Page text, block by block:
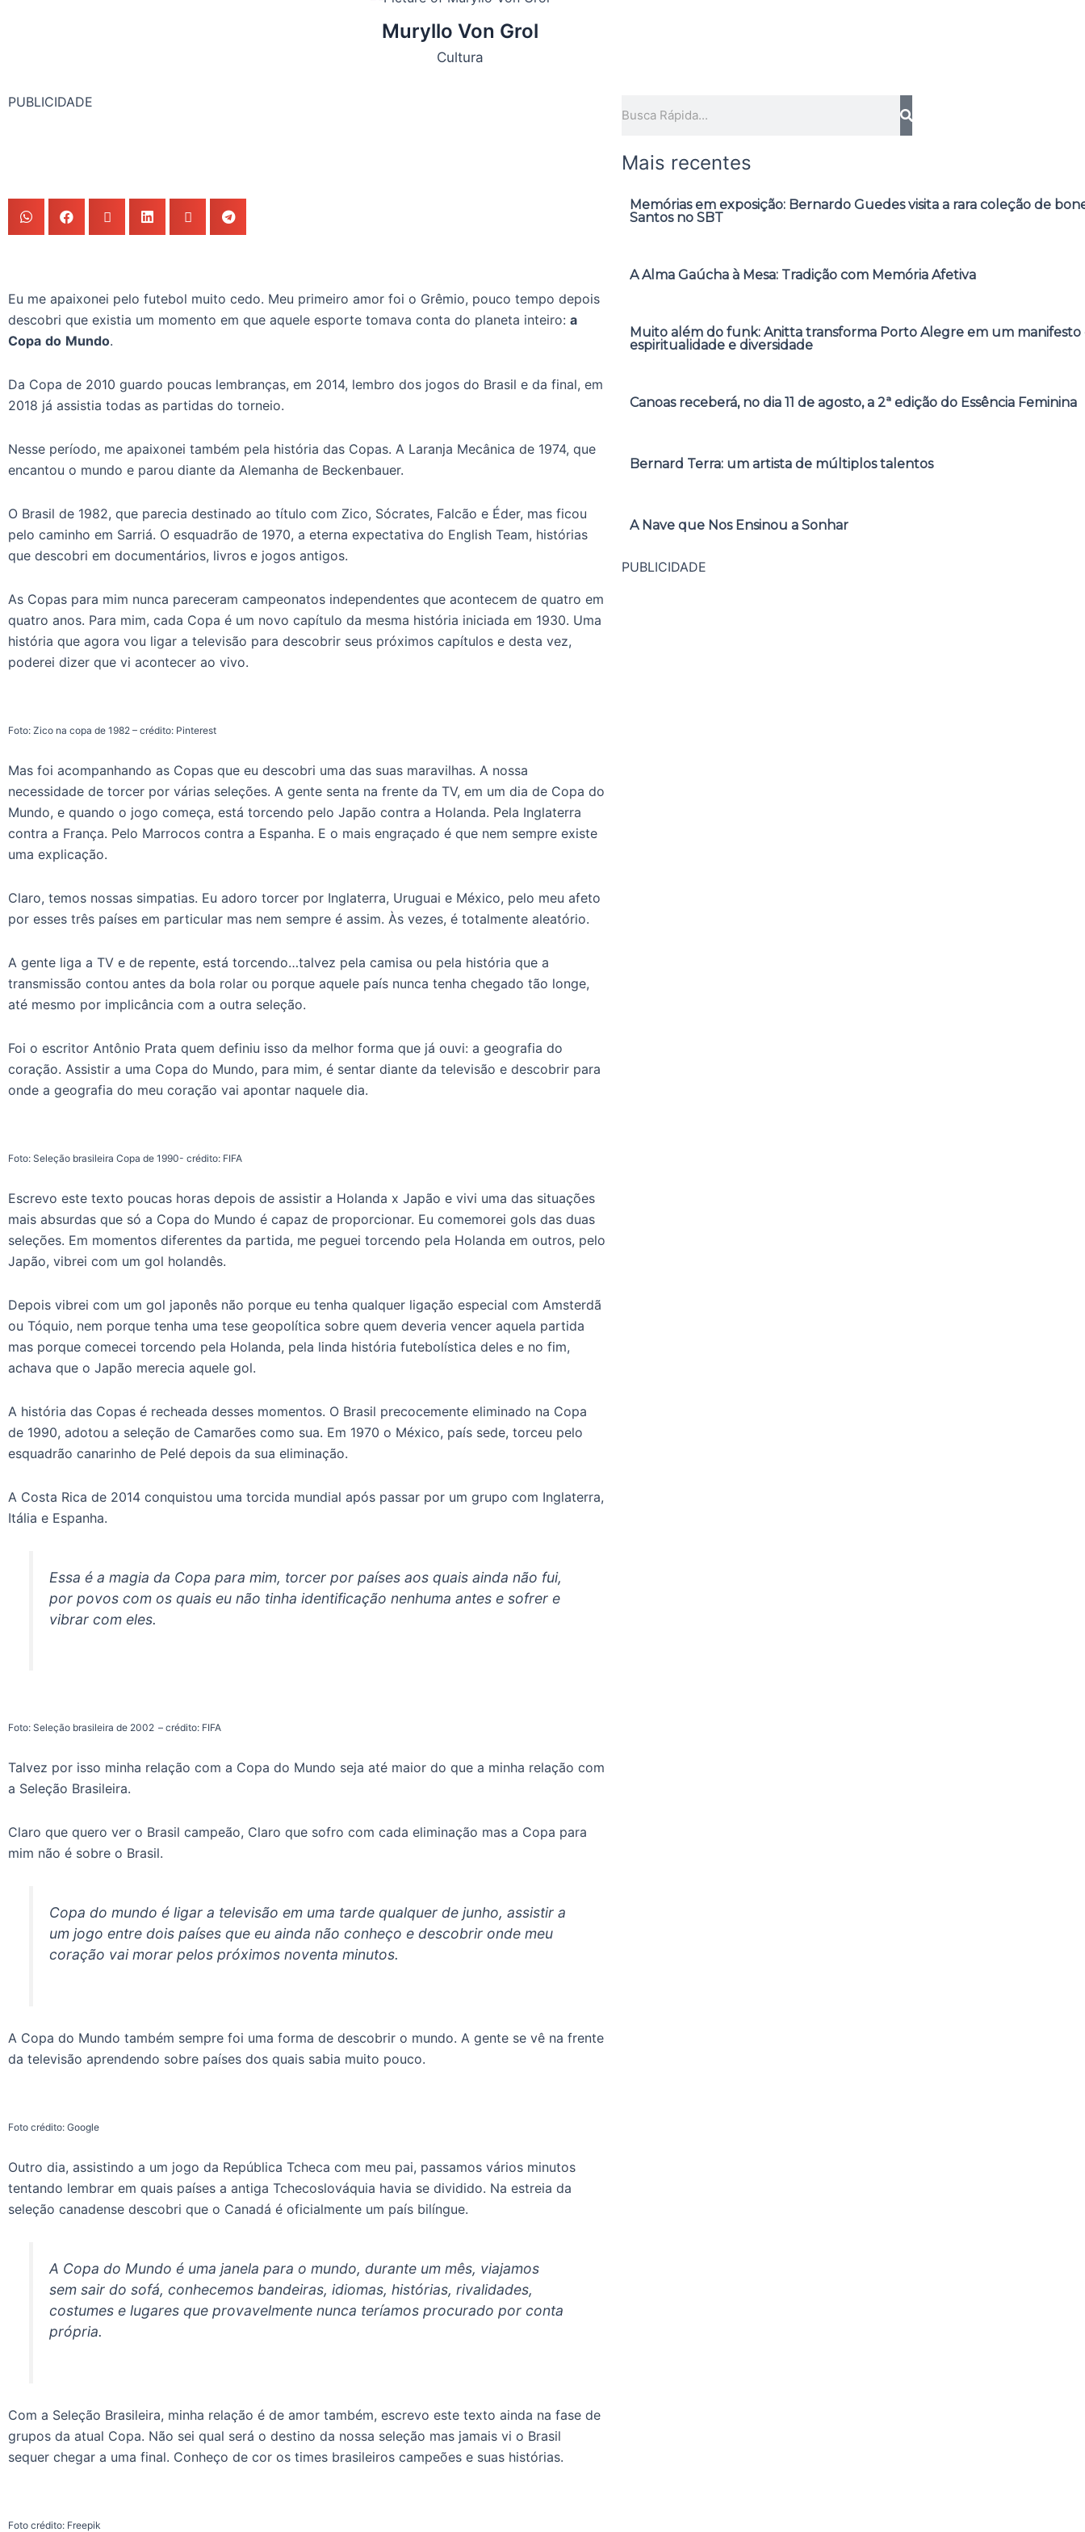
Muryllo Von Grol
Cultura
PUBLICIDADE
Eu me apaixonei pelo futebol muito cedo. Meu primeiro amor foi o Grêmio, pouco tempo depois
descobri que existia um momento em que aquele esporte tomava conta do planeta inteiro: a
Copa do Mundo.
Da Copa de 2010 guardo poucas lembranças, em 2014, lembro dos jogos do Brasil e da final, em
2018 já assistia todas as partidas do torneio.
Nesse período, me apaixonei também pela história das Copas. A Laranja Mecânica de 1974, que
encantou o mundo e parou diante da Alemanha de Beckenbauer.
O Brasil de 1982, que parecia destinado ao título com Zico, Sócrates, Falcão e Éder, mas ficou
pelo caminho em Sarriá. O esquadrão de 1970, a eterna expectativa do English Team, histórias
que descobri em documentários, livros e jogos antigos.
As Copas para mim nunca pareceram campeonatos independentes que acontecem de quatro em
quatro anos. Para mim, cada Copa é um novo capítulo da mesma história iniciada em 1930. Uma
história que agora vou ligar a televisão para descobrir seus próximos capítulos e desta vez,
poderei dizer que vi acontecer ao vivo.
Foto: Zico na copa de 1982 – crédito: Pinterest
Mas foi acompanhando as Copas que eu descobri uma das suas maravilhas. A nossa
necessidade de torcer por várias seleções. A gente senta na frente da TV, em um dia de Copa do
Mundo, e quando o jogo começa, está torcendo pelo Japão contra a Holanda. Pela Inglaterra
contra a França. Pelo Marrocos contra a Espanha. E o mais engraçado é que nem sempre existe
uma explicação.
Claro, temos nossas simpatias. Eu adoro torcer por Inglaterra, Uruguai e México, pelo meu afeto
por esses três países em particular mas nem sempre é assim. Às vezes, é totalmente aleatório.
A gente liga a TV e de repente, está torcendo…talvez pela camisa ou pela história que a
transmissão contou antes da bola rolar ou porque aquele país nunca tenha chegado tão longe,
até mesmo por implicância com a outra seleção.
Foi o escritor Antônio Prata quem definiu isso da melhor forma que já ouvi: a geografia do
coração. Assistir a uma Copa do Mundo, para mim, é sentar diante da televisão e descobrir para
onde a geografia do meu coração vai apontar naquele dia.
Foto: Seleção brasileira Copa de 1990- crédito: FIFA
Escrevo este texto poucas horas depois de assistir a Holanda x Japão e vivi uma das situações
mais absurdas que só a Copa do Mundo é capaz de proporcionar. Eu comemorei gols das duas
seleções. Em momentos diferentes da partida, me peguei torcendo pela Holanda em outros, pelo
Japão, vibrei com um gol holandês.
Depois vibrei com um gol japonês não porque eu tenha qualquer ligação especial com Amsterdã
ou Tóquio, nem porque tenha uma tese geopolítica sobre quem deveria vencer aquela partida
mas porque comecei torcendo pela Holanda, pela linda história futebolística deles e no fim,
achava que o Japão merecia aquele gol.
A história das Copas é recheada desses momentos. O Brasil precocemente eliminado na Copa
de 1990, adotou a seleção de Camarões como sua. Em 1970 o México, país sede, torceu pelo
esquadrão canarinho de Pelé depois da sua eliminação.
A Costa Rica de 2014 conquistou uma torcida mundial após passar por um grupo com Inglaterra,
Itália e Espanha.
Essa é a magia da Copa para mim, torcer por países aos quais ainda não fui,
por povos com os quais eu não tinha identificação nenhuma antes e sofrer e
vibrar com eles.
Foto: Seleção brasileira de 2002 – crédito: FIFA
Talvez por isso minha relação com a Copa do Mundo seja até maior do que a minha relação com
a Seleção Brasileira.
Claro que quero ver o Brasil campeão, Claro que sofro com cada eliminação mas a Copa para
mim não é sobre o Brasil.
Copa do mundo é ligar a televisão em uma tarde qualquer de junho, assistir a
um jogo entre dois países que eu ainda não conheço e descobrir onde meu
coração vai morar pelos próximos noventa minutos.
A Copa do Mundo também sempre foi uma forma de descobrir o mundo. A gente se vê na frente
da televisão aprendendo sobre países dos quais sabia muito pouco.
Foto crédito: Google
Outro dia, assistindo a um jogo da República Tcheca com meu pai, passamos vários minutos
tentando lembrar em quais países a antiga Tchecoslováquia havia se dividido. Na estreia da
seleção canadense descobri que o Canadá é oficialmente um país bilíngue.
A Copa do Mundo é uma janela para o mundo, durante um mês, viajamos
sem sair do sofá, conhecemos bandeiras, idiomas, histórias, rivalidades,
costumes e lugares que provavelmente nunca teríamos procurado por conta
própria.
Com a Seleção Brasileira, minha relação é de amor também, escrevo este texto ainda na fase de
grupos da atual Copa. Não sei qual será o destino da nossa seleção mas jamais vi o Brasil
sequer chegar a uma final. Conheço de cor os times brasileiros campeões e suas histórias.
Foto crédito: Freepik
Mais recentes
Memórias em exposição: Bernardo Guedes visita a rara coleção de
Santos no SBT
A Alma Gaúcha à Mesa: Tradição com Memória Afetiva
Muito além do funk: Anitta transforma Porto Alegre em um manifesto
espiritualidade e diversidade
Canoas receberá, no dia 11 de agosto, a 2ª edição do Essência Feminina
Bernard Terra: um artista de múltiplos talentos
A Nave que Nos Ensinou a Sonhar
PUBLICIDADE